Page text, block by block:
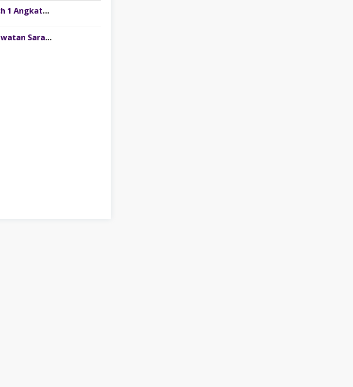
Info Resmi: Pendaftaran Pemagangan Nasional 2026 Batch 1 Angkatan 2 Resmi Dibuka!
Lowongan Kerja Terbaru KAI Services Juli 2026: Posisi Perawatan Sarana untuk Lulusan SLTA